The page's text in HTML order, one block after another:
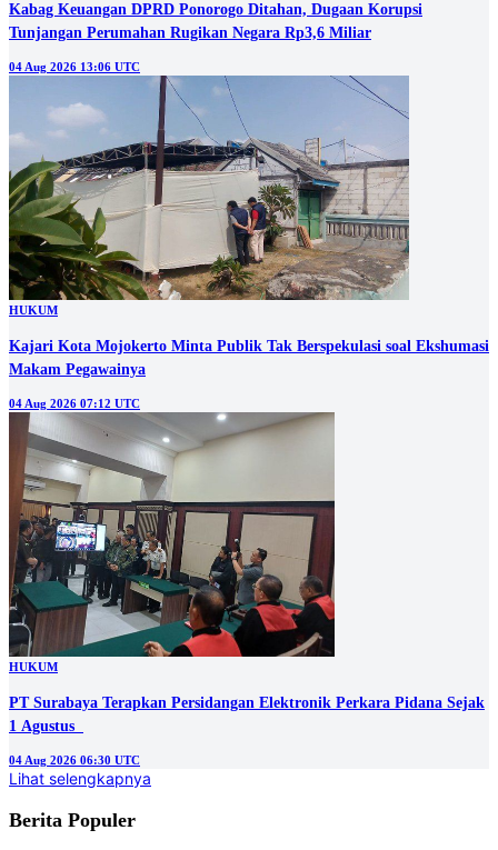
Kabag Keuangan DPRD Ponorogo Ditahan, Dugaan Korupsi
Tunjangan Perumahan Rugikan Negara Rp3,6 Miliar
04 Aug 2026 13:06 UTC
HUKUM
Kajari Kota Mojokerto Minta Publik Tak Berspekulasi soal Ekshumasi
Makam Pegawainya
04 Aug 2026 07:12 UTC
HUKUM
PT Surabaya Terapkan Persidangan Elektronik Perkara Pidana Sejak
1 Agustus
04 Aug 2026 06:30 UTC
Lihat selengkapnya
Berita Populer